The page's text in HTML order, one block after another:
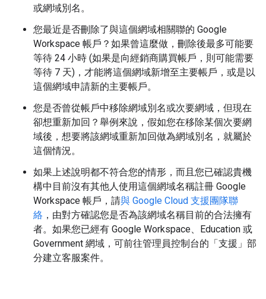
或網域別名。
您最近是否刪除了與這個網域相關聯的 Google
Workspace 帳戶？如果曾這麼做，刪除後最多可能要
等待 24 小時 (如果是向經銷商購買帳戶，則可能需要
等待 7 天)，才能將這個網域新增至主要帳戶，或是以
這個網域申請新的主要帳戶。
您是否曾從帳戶中移除網域別名或次要網域，但現在
卻想重新加回？舉例來說，假如您在移除某個次要網
域後，想要將該網域重新加回做為網域別名，就屬於
這個情況。
如果上述說明都不符合您的情形，而且您已確認貴機
構中目前沒有其他人使用這個網域名稱註冊 Google
Workspace 帳戶，請與 Google Cloud 支援團隊聯
絡 ，由對方確認您是否為該網域名稱目前的合法擁有
者。如果您已經有 Google Workspace、Education 或
Government 網域，可前往管理員控制台的「支援」部
分建立客服案件。